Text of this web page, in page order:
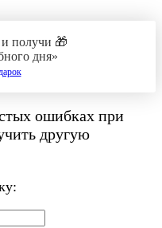
получи 🎁
дня»
ошибках при
другую